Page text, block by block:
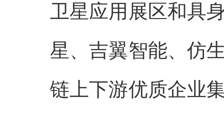
卫星应用展区和具
星、吉翼智能、仿
链上下游优质企业